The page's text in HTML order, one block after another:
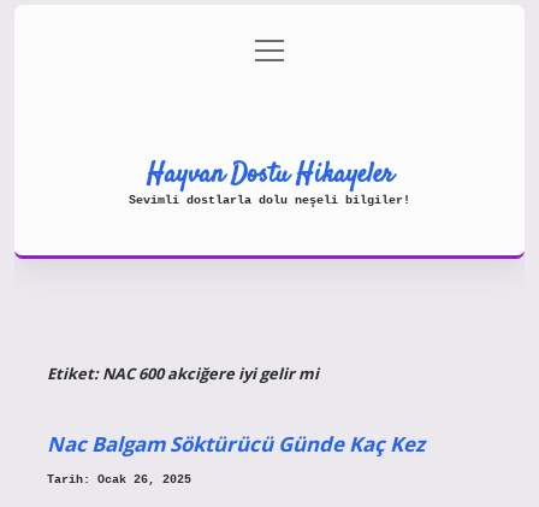
Gizlilik Politikası
menüyü
aç
Hayvan Dostu Hikayeler
Sevimli dostlarla dolu neşeli bilgiler!
Etiket:NAC 600 akciğere iyi gelir mi
Nac Balgam Söktürücü Günde Kaç Kez
Tarih: Ocak 26, 2025